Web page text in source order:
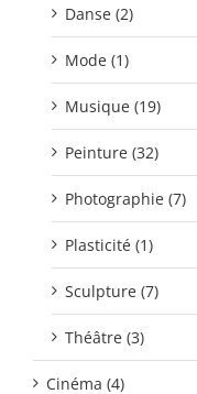
Danse (2)
Mode (1)
Musique (19)
Peinture (32)
Photographie (7)
Plasticité (1)
Sculpture (7)
Théâtre (3)
Cinéma (4)